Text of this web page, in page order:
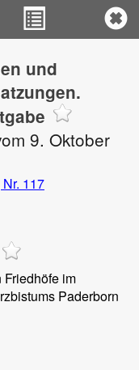
und
9. Oktober
117
im
Paderborn